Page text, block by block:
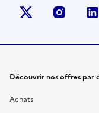
X
Découvrir nos offres par
Achats